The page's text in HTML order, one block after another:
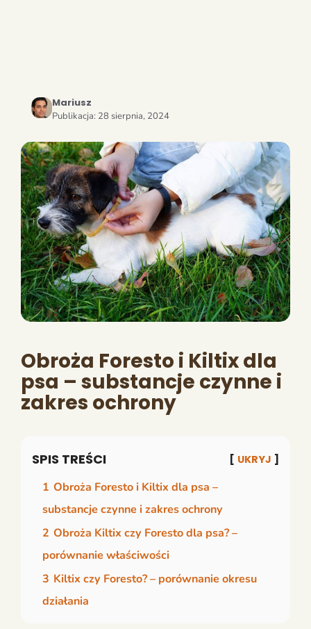
Mariusz
Publikacja: 28 sierpnia, 2024
Obroża Foresto i Kiltix dla
psa – substancje czynne i
zakres ochrony
SPIS TREŚCI UKRYJ
1 Obroża Foresto i Kiltix dla psa –
substancje czynne i zakres ochrony
2 Obroża Kiltix czy Foresto dla psa? –
porównanie właściwości
3 Kiltix czy Foresto? – porównanie okresu
działania